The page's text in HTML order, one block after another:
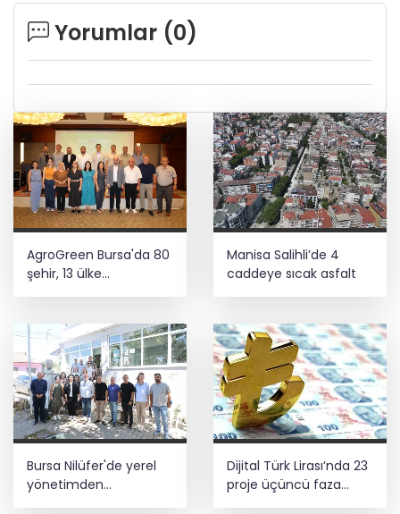
Yorumlar (0)
AgroGreen Bursa'da 80
şehir, 13 ülke
Manisa Salihli’de 4
caddeye sıcak asfalt
Bursa Nilüfer'de yerel
yönetimden
mahallelerde yerinde
Dijital Türk Lirası’nda 23
proje üçüncü faza
geçti